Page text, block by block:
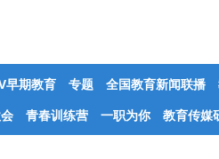
早期教育 专题 全国教育新闻联播
青春训练营 一职为你 教育传媒